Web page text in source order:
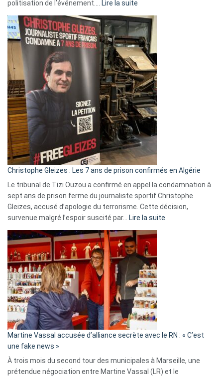
politisation de l’événement.… Lire la suite
Eurovision
2026
:
Pays-
Bas,
Espagne,
Irlande
et
Slovénie
rejettent
la
présence
d’Israël
Christophe Gleizes : Les 7 ans de prison confirmés en Algérie
Le tribunal de Tizi Ouzou a confirmé en appel la condamnation à
sept ans de prison ferme du journaliste sportif Christophe
Gleizes, accusé d’apologie du terrorisme. Cette décision,
survenue malgré l’espoir suscité par… Lire la suite
Algérie
Martine Vassal accusée d’alliance secrète avec le RN : « C’est
une fake news »
À trois mois du second tour des municipales à Marseille, une
prétendue négociation entre Martine Vassal (LR) et le